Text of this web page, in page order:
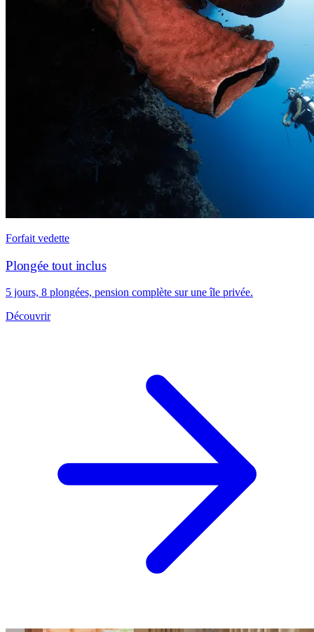
Forfait vedette
Plongée tout inclus
5 jours, 8 plongées, pension complète sur une île privée.
Découvrir